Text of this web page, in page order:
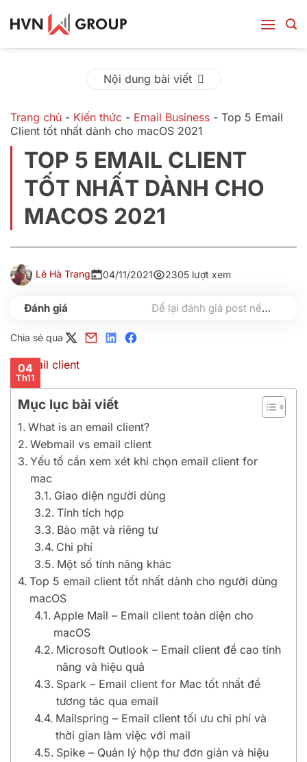
qua
nội
dung
Nội dung bài viết
Trang chủ - Kiến thức - Email Business - Top 5 Email
Client tốt nhất dành cho macOS 2021
TOP 5 EMAIL CLIENT
TỐT NHẤT DÀNH CHO
MACOS 2021
Lê Hà Trang 04/11/2021 2305 lượt xem
Để lại đánh giá post nếu bạn thấy hữu ích nhé
Chia sẻ qua
04
Th11
Mục lục bài viết
What is an email client?
Webmail vs email client
Yếu tố cần xem xét khi chọn email client for
mac
Giao diện người dùng
Tính tích hợp
Bảo mật và riêng tư
Chi phí
Một số tính năng khác
Top 5 email client tốt nhất dành cho người dùng
macOS
Apple Mail – Email client toàn diện cho
macOS
Microsoft Outlook – Email client đề cao tính
năng và hiệu quả
Spark – Email client for Mac tốt nhất để
tương tác qua email
Mailspring – Email client tối ưu chi phí và
thời gian làm việc với mail
Spike – Quản lý hộp thư đơn giản và hiệu